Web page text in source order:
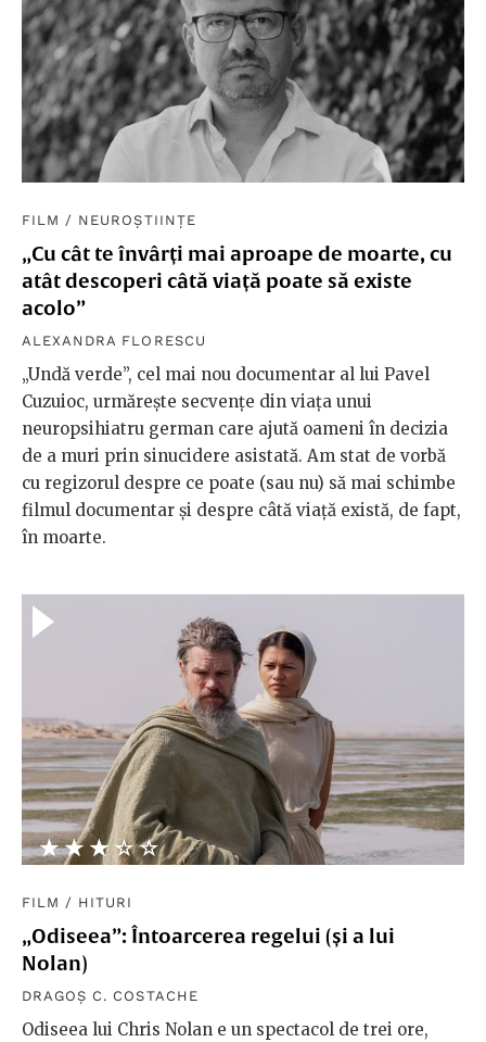
FILM / NEUROȘTIINȚE
„Cu cât te învârți mai aproape de moarte, cu
atât descoperi câtă viață poate să existe
acolo”
ALEXANDRA FLORESCU
„Undă verde”, cel mai nou documentar al lui Pavel
Cuzuioc, urmărește secvențe din viața unui
neuropsihiatru german care ajută oameni în decizia
de a muri prin sinucidere asistată. Am stat de vorbă
cu regizorul despre ce poate (sau nu) să mai schimbe
filmul documentar și despre câtă viață există, de fapt,
în moarte.
★★★★★
☆☆☆☆☆
FILM / HITURI
„Odiseea”: Întoarcerea regelui (și a lui
Nolan)
DRAGOȘ C. COSTACHE
Odiseea lui Chris Nolan e un spectacol de trei ore,